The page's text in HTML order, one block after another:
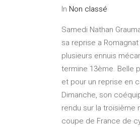
In Non classé
Samedi Nathan
sa reprise a
plusieurs ennuis
termine 13ème. Belle
et pour un reprise en
Dimanche, son
rendu sur la troisième
coupe de France de